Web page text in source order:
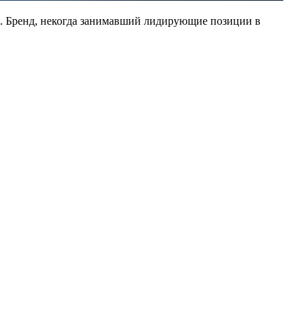
. Бренд, некогда занимавший лидирующие позиции в